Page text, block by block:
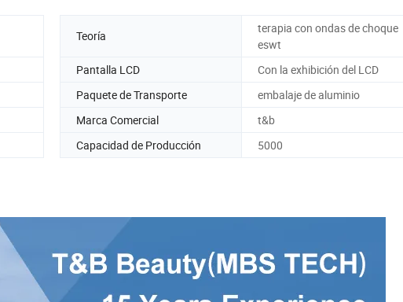
Teoría
terapia con ondas de choque
eswt
Pantalla LCD
Con la exhibición del LCD
Paquete de Transporte
embalaje de aluminio
Marca Comercial
t&b
Capacidad de Producción 5000